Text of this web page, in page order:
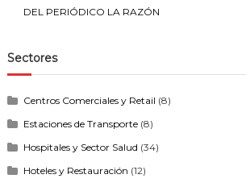
DEL PERIÓDICO LA RAZÓN
Sectores
Centros Comerciales y Retail (8)
Estaciones de Transporte(8)
Hospitales y Sector Salud (34)
Hoteles y Restauración (12)